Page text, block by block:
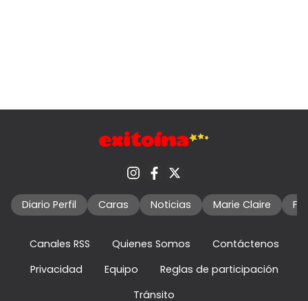
Diario Perfil Caras Noticias Marie Claire
Canales RSS Quienes Somos
Contáctenos
Privacidad
Equipo
Reglas de participación
Tránsito